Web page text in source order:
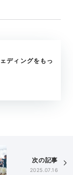
ディングをもっ
次の記事
2025.07.16